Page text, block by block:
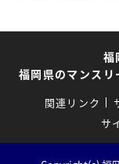
福
福岡県のマンス
関連リンク
サ